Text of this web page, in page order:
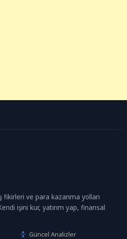
fikirleri ve para kazanma yolları
işini kur, yatırım yap, finansal
Güncel Analizler